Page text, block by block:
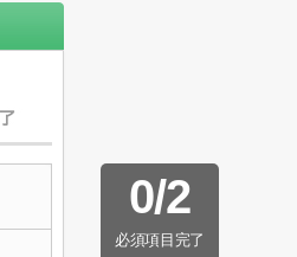
0/2
必須項目完了